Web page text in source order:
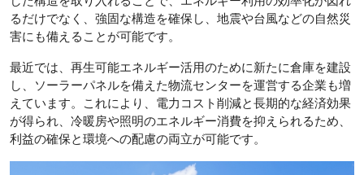
るだけでなく、強固な構造を確保し、地震や台風などの自然災
害にも備えることが可能です。
最近では、再生可能エネルギー活用のために新たに倉庫を建設
し、ソーラーパネルを備えた物流センターを運営する企業も増
えています。これにより、電力コスト削減と長期的な経済効果
が得られ、冷暖房や照明のエネルギー消費を抑えられるため、
利益の確保と環境への配慮の両立が可能です。